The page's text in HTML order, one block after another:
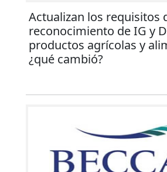
Actualizan los requisitos
reconocimiento de IG y
productos agrícolas y
¿qué cambió?